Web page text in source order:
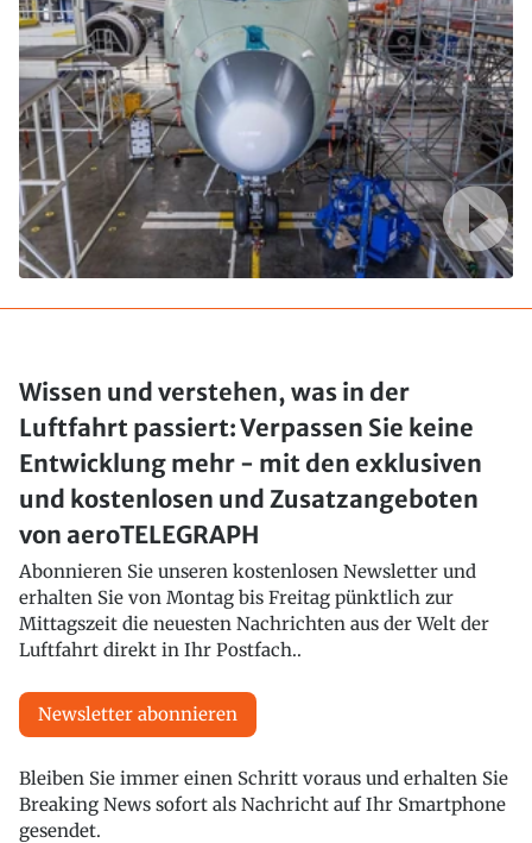
Wissen und verstehen, was in der
Luftfahrt passiert: Verpassen Sie keine
Entwicklung mehr - mit den exklusiven
und kostenlosen und Zusatzangeboten
von aeroTELEGRAPH
Abonnieren Sie unseren kostenlosen Newsletter und
erhalten Sie von Montag bis Freitag pünktlich zur
Mittagszeit die neuesten Nachrichten aus der Welt der
Luftfahrt direkt in Ihr Postfach..
Newsletter abonnieren
Bleiben Sie immer einen Schritt voraus und erhalten Sie
Breaking News sofort als Nachricht auf Ihr Smartphone
gesendet.